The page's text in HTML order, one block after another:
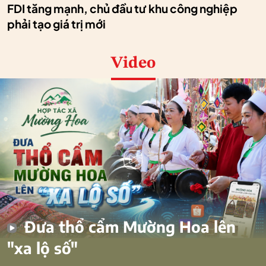
FDI tăng mạnh, chủ đầu tư khu công nghiệp
phải tạo giá trị mới
Video
Đưa thổ cẩm Mường Hoa lên
"xa lộ số"